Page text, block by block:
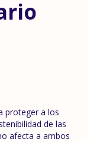
proteger a los
de las
afecta a ambos